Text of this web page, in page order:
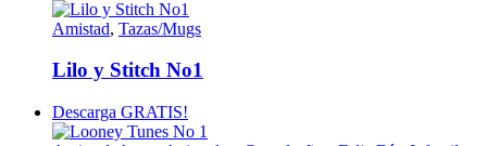
Amistad, Tazas/Mugs
Lilo y Stitch No1
Descarga GRATIS!